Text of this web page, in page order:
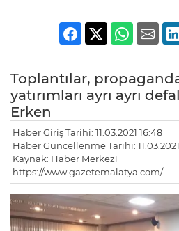
Toplantılar,
yatırımları ayrı ayrı
Erken
Haber Giriş Tarihi: 11.03.2021 16:48
Haber Güncellenme Tarihi:
Kaynak: Haber Merkezi
https://www.gazetemalatya.com/